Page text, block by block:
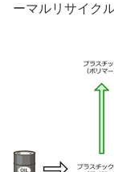
ーマルリサイク